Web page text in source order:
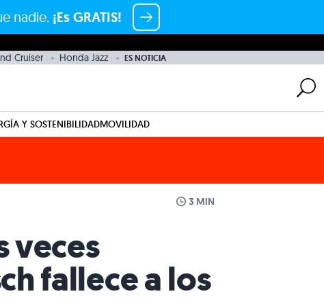
nadie. ¡Es GRATIS!
Cruiser Honda Jazz ES NOTICIA
Y SOSTENIBILIDADMOVILIDAD
3 MIN
veces
fallece a los